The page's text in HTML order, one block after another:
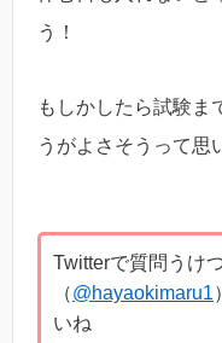
う！
もしかしたら試験ま
うがよさそうって思
Twitterで質問うけ
（@hayaokimaru1
いね